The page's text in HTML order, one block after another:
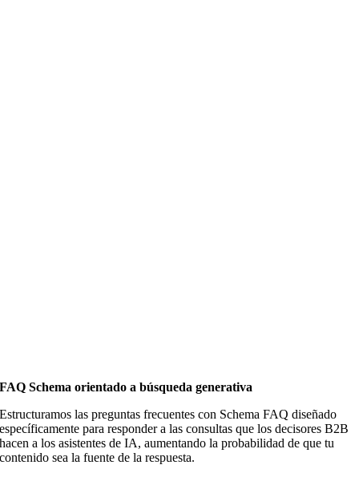
FAQ Schema orientado a búsqueda generativa
Estructuramos las preguntas frecuentes con Schema FAQ diseñado
específicamente para responder a las consultas que los decisores B2B
hacen a los asistentes de IA, aumentando la probabilidad de que tu
contenido sea la fuente de la respuesta.